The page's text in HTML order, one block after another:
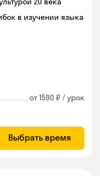
в изучении языка
от 1590 ₽ / урок
Выбрать время